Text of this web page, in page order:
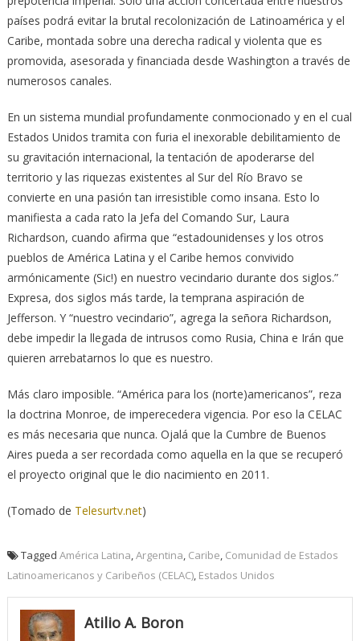
países podrá evitar la brutal recolonización de Latinoamérica y el
Caribe, montada sobre una derecha radical y violenta que es
promovida, asesorada y financiada desde Washington a través de
numerosos canales.
En un sistema mundial profundamente conmocionado y en el cual
Estados Unidos tramita con furia el inexorable debilitamiento de
su gravitación internacional, la tentación de apoderarse del
territorio y las riquezas existentes al Sur del Río Bravo se
convierte en una pasión tan irresistible como insana. Esto lo
manifiesta a cada rato la Jefa del Comando Sur, Laura
Richardson, cuando afirma que “estadounidenses y los otros
pueblos de América Latina y el Caribe hemos convivido
armónicamente (Sic!) en nuestro vecindario durante dos siglos.”
Expresa, dos siglos más tarde, la temprana aspiración de
Jefferson. Y “nuestro vecindario”, agrega la señora Richardson,
debe impedir la llegada de intrusos como Rusia, China e Irán que
quieren arrebatarnos lo que es nuestro.
Más claro imposible. “América para los (norte)americanos”, reza
la doctrina Monroe, de imperecedera vigencia. Por eso la CELAC
es más necesaria que nunca. Ojalá que la Cumbre de Buenos
Aires pueda a ser recordada como aquella en la que se recuperó
el proyecto original que le dio nacimiento en 2011.
(Tomado de Telesurtv.net)
Tagged América Latina Argentina Caribe Comunidad de Estados
Latinoamericanos y Caribeños (CELAC), Estados Unidos
Atilio A. Boron